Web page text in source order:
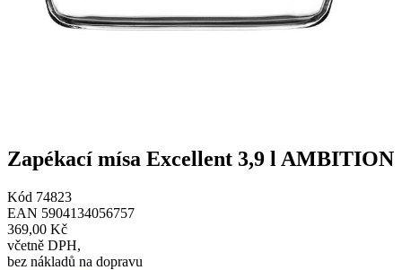
Zapékací mísa Excellent 3,9 l AMBITION
Kód 74823
EAN 5904134056757
369,00 Kč
včetně DPH,
bez nákladů na dopravu